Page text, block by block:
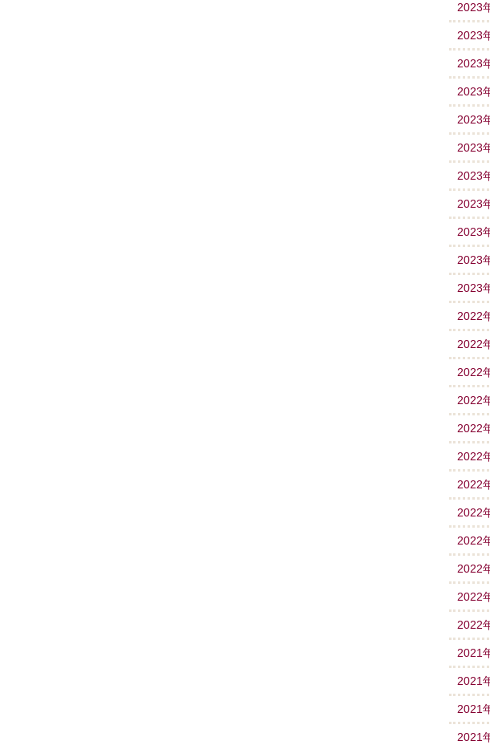
2023
2023
2023
2023
2023
2023
2023
2023
2023
2023
2023
2022
2022
2022
2022
2022
2022
2022
2022
2022
2022
2022
2022
2021
2021
2021
2021